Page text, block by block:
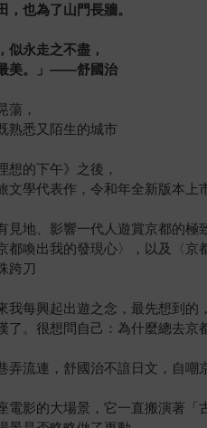
也為了山門長牆。
似永走之不盡，
美。」——舒國治
蕩，
熟悉又陌生的城市
想的下午》之後，
文學代表作，令和年全新版本上
地、影響一代人遊賞京都的極
喚出我的發現心〉，以及〈京
跨刀
我每興起出遊之念，最先想到
了。很想問自己：為什麼總去
弄流連，舒國治不諳日文，自嘲
電影的大場景，它一直搬演著